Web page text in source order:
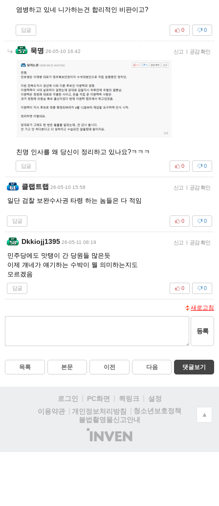
염병하고 있네 니가하는건 합리적인 비판이고?
답글 0
0
묵명 26-05-10 16:42 신고 | 공감 확인
친명 인사를 왜 당신이 정리하고 있나요?ㅋㅋㅋ
답글 0
0
클랩트랩 26-05-10 15:58 신고 | 공감 확인
일단 검찰 보완수사권 타령 하는 놈들은 다 적임
답글 0
0
Dkkiojj1395 26-05-11 08:19 신고 | 공감 확인
민주당에도 맛탱이 간 당원들 많은듯
이제 걔네가 얘기하는 수박이 뭘 의미하는지도
모르겠음
답글 0
0
새로고침
등록
목록 본문 이전 다음 댓글보기
로그인 PC화면 퀵링크
설정
이용약관
개인정보처리방침
청소년보호정책
불법촬영물신고안내
(주)
인
▲